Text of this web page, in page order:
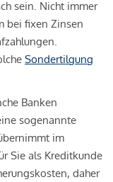
sein. Nicht immer
bei fixen Zinsen
Sondertilgung
Banken
sogenannte
im
Sie als Kreditkunde
daher